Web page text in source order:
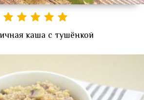
каша с тушёнкой